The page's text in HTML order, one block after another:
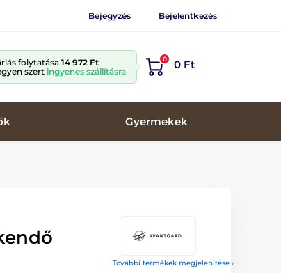
Bejegyzés Bejelentkezés
folytatása 14 972 Ft
szert ingyenes szállításra
0 0 Ft
Gyermekek
További termékek megjelenítése ›